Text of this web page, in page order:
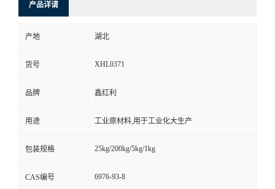
产品详请
产地 湖北
货号 XHL0371
品牌 鑫红利
用途 工业原材料,用于工业化大生产
包装规格 25kg/200kg/5kg/1kg
CAS编号 6976-93-8